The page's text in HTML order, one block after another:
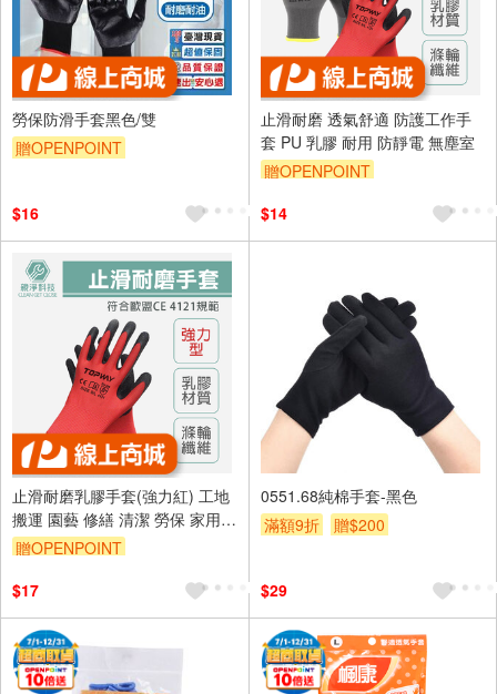
勞保防滑手套黑色/雙
贈OPENPOINT
$16
止滑耐磨 透氣舒適 防護工作手
套 PU 乳膠 耐用 防靜電 無塵室
贈OPENPOINT
$14
止滑耐磨乳膠手套(強力紅) 工地
搬運 園藝 修繕 清潔 勞保 家用
舒適透氣 CE認證 防滑耐磨
贈OPENPOINT
$17
0551.68純棉手套-黑色
滿額9折
贈$200
$29